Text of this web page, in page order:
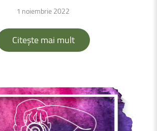
1 noiembrie 2022
Citește mai mult